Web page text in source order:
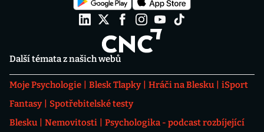
Další témata z našich webů
Moje Psychologie Blesk Tlapky Hráči na Blesku
iSport
Fantasy
Spotřebitelské testy
Blesku
Nemovitosti
Psychologika - podcast rozbíjející